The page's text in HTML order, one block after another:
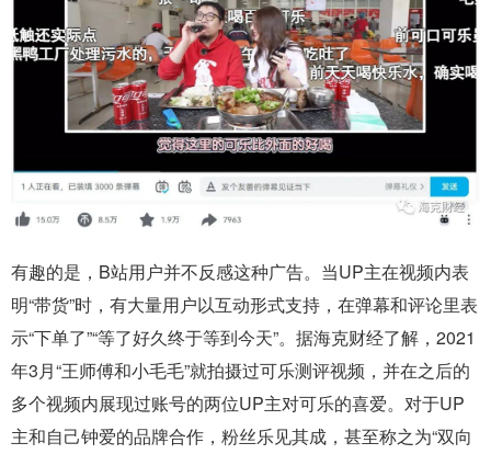
有趣的是，B站用户并不反感这种广告。当UP主在视频内表
明“带货”时，有大量用户以互动形式支持，在弹幕和评论里表
示“下单了”“等了好久终于等到今天”。据海克财经了解，2021
年3月“王师傅和小毛毛”就拍摄过可乐测评视频，并在之后的
多个视频内展现过账号的两位UP主对可乐的喜爱。对于UP
主和自己钟爱的品牌合作，粉丝乐见其成，甚至称之为“双向